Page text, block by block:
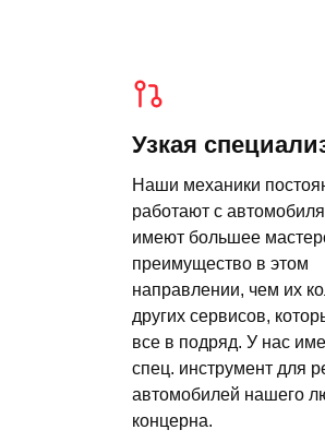
Узкая
Наши механики
работают с
имеют большее
преимущество в этом
направлении, чем их
других сервисов,
все в подряд. У нас
спец. инструмент для
автомобилей нашего
концерна.